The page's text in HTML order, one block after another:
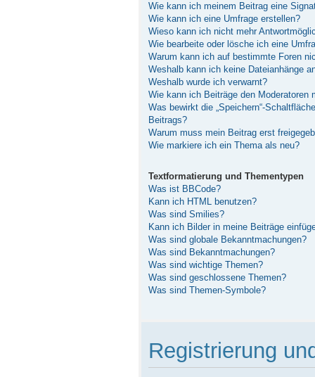
Wie kann ich meinem Beitrag eine
Wie kann ich eine Umfrage erstellen?
Wieso kann ich nicht mehr
Wie bearbeite oder lösche ich eine
Warum kann ich auf bestimmte Foren
Weshalb kann ich keine Dateianhänge
Weshalb wurde ich verwarnt?
Wie kann ich Beiträge den Moderatoren
Was bewirkt die „Speichern“-
Beitrags?
Warum muss mein Beitrag erst
Wie markiere ich ein Thema als neu?
Textformatierung und Thementypen
Was ist BBCode?
Kann ich HTML benutzen?
Was sind Smilies?
Kann ich Bilder in meine Beiträge
Was sind globale Bekanntmachungen?
Was sind Bekanntmachungen?
Was sind wichtige Themen?
Was sind geschlossene Themen?
Was sind Themen-Symbole?
Registrierung